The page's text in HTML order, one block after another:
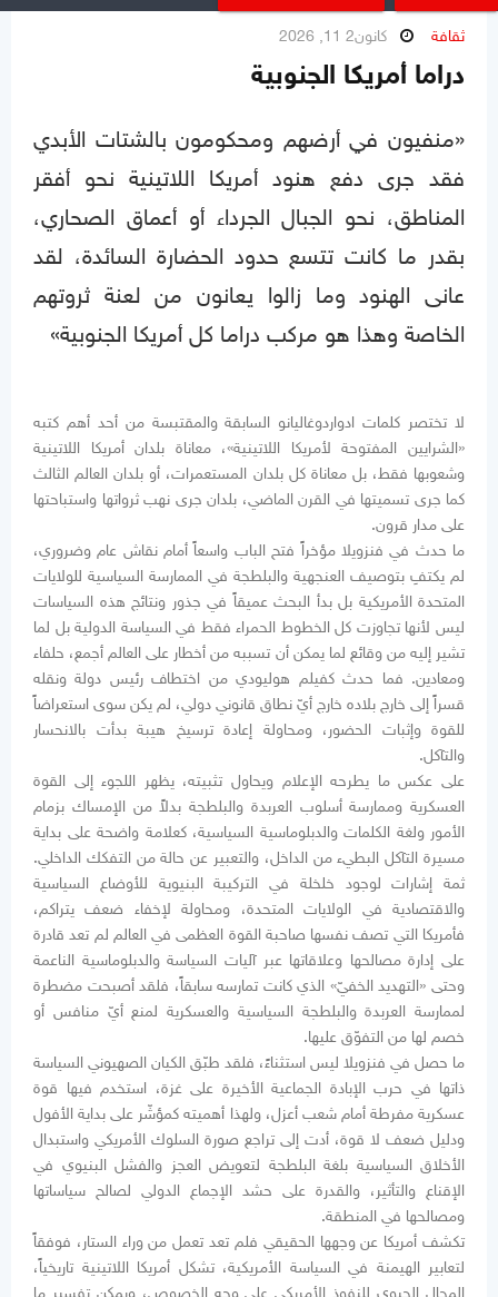
ثقافة كانون2 11, 2026
دراما أمريكا الجنوبية
«منفيون في أرضهم ومحكومون بالشتات الأبدي
فقد جرى دفع هنود أمريكا اللاتينية نحو أفقر
المناطق، نحو الجبال الجرداء أو أعماق الصحاري،
بقدر ما كانت تتسع حدود الحضارة السائدة، لقد
عانى الهنود وما زالوا يعانون من لعنة ثروتهم
الخاصة وهذا هو مركب دراما كل أمريكا الجنوبية»
لا تختصر كلمات ادواردوغاليانو السابقة والمقتبسة من أحد أهم كتبه
«الشرايين المفتوحة لأمريكا اللاتينية»، معاناة بلدان أمريكا اللاتينية
وشعوبها فقط، بل معاناة كل بلدان المستعمرات، أو بلدان العالم الثالث
كما جرى تسميتها في القرن الماضي، بلدان جرى نهب ثرواتها واستباحتها
على مدار قرون.
ما حدث في فنزويلا مؤخراً فتح الباب واسعاً أمام نقاش عام وضروري،
لم يكتفِ بتوصيف العنجهية والبلطجة في الممارسة السياسية للولايات
المتحدة الأمريكية بل بدأ البحث عميقاً في جذور ونتائج هذه السياسات
ليس لأنها تجاوزت كل الخطوط الحمراء فقط في السياسة الدولية بل لما
تشير إليه من وقائع لما يمكن أن تسببه من أخطار على العالم أجمع، حلفاء
ومعادين. فما حدث كفيلم هوليودي من اختطاف رئيس دولة ونقله
قسراً إلى خارج بلاده خارج أيّ نطاق قانوني دولي، لم يكن سوى استعراضاً
للقوة وإثبات الحضور، ومحاولة إعادة ترسيخ هيبة بدأت بالانحسار
والتآكل.
على عكس ما يطرحه الإعلام ويحاول تثبيته، يظهر اللجوء إلى القوة
العسكرية وممارسة أسلوب العربدة والبلطجة بدلاً من الإمساك بزمام
الأمور ولغة الكلمات والدبلوماسية السياسية، كعلامة واضحة على بداية
مسيرة التآكل البطيء من الداخل، والتعبير عن حالة من التفكك الداخلي.
ثمة إشارات لوجود خلخلة في التركيبة البنيوية للأوضاع السياسية
والاقتصادية في الولايات المتحدة، ومحاولة لإخفاء ضعف يتراكم،
فأمريكا التي تصف نفسها صاحبة القوة العظمى في العالم لم تعد قادرة
على إدارة مصالحها وعلاقاتها عبر آليات السياسة والدبلوماسية الناعمة
وحتى «التهديد الخفيّ» الذي كانت تمارسه سابقاً، فلقد أصبحت مضطرة
لممارسة العربدة والبلطجة السياسية والعسكرية لمنع أيّ منافس أو
خصم لها من التفوّق عليها.
ما حصل في فنزويلا ليس استثناءً، فلقد طبّق الكيان الصهيوني السياسة
ذاتها في حرب الإبادة الجماعية الأخيرة على غزة، استخدم فيها قوة
عسكرية مفرطة أمام شعب أعزل، ولهذا أهميته كمؤشّر على بداية الأفول
ودليل ضعف لا قوة، أدت إلى تراجع صورة السلوك الأمريكي واستبدال
الأخلاق السياسية بلغة البلطجة لتعويض العجز والفشل البنيوي في
الإقناع والتأثير، والقدرة على حشد الإجماع الدولي لصالح سياساتها
ومصالحها في المنطقة.
تكشف أمريكا عن وجهها الحقيقي فلم تعد تعمل من وراء الستار، فوفقاً
لتعابير الهيمنة في السياسة الأمريكية، تشكل أمريكا اللاتينية تاريخياً،